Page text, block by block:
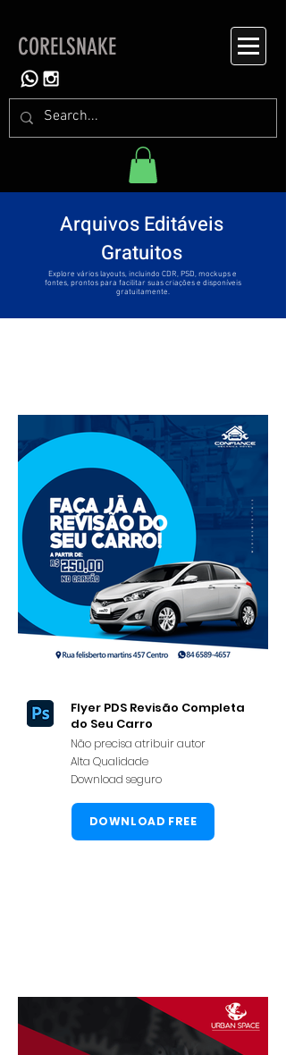
CORELSNAKE
Arquivos Editáveis
Gratuitos
Explore vários layouts, incluindo CDR, PSD, mockups e
fontes, prontos para facilitar suas criações e disponíveis
gratuitamente.
Flyer PDS Revisão Completa
do Seu Carro
Não precisa atribuir autor
Alta Qualidade
Download seguro
DOWNLOAD FREE